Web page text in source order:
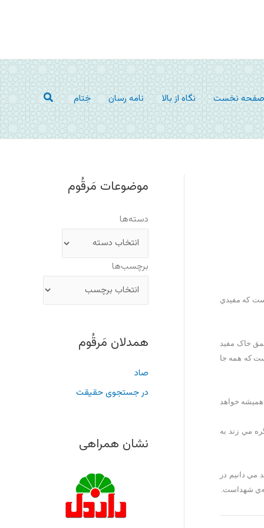
نخست نگاه از بالا نامه رسان خِتام جستجو
که مفیدي
خاک مفید
که همه جا
خواهد
مي زند به
مي دانيم در
شهداست.
موضوعات مَرقُوم
دسته‌ها
برچسب‌ها
همدلان مَرقُوم
صاد
در جستجوی حقیقت
نشان همراهی